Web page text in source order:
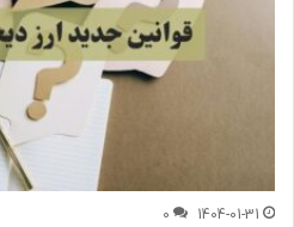
1404-01-31
0